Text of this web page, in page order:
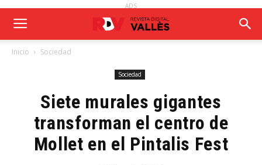
ADS
Inicio Sociedad
Sociedad
Siete murales gigantes
transforman el centro de
Mollet en el Pintalis Fest